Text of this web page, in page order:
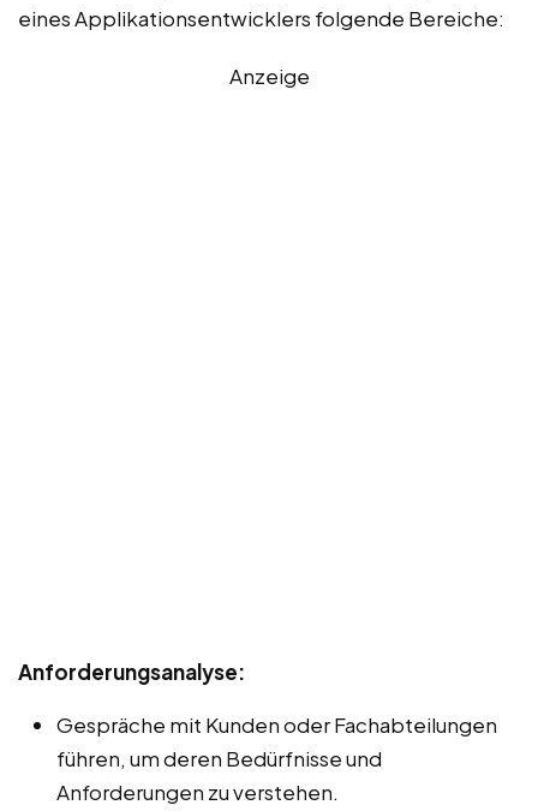
eines Applikationsentwicklers folgende Bereiche:
Anzeige
Anforderungsanalyse:
Gespräche mit Kunden oder Fachabteilungen
führen, um deren Bedürfnisse und
Anforderungen zu verstehen.